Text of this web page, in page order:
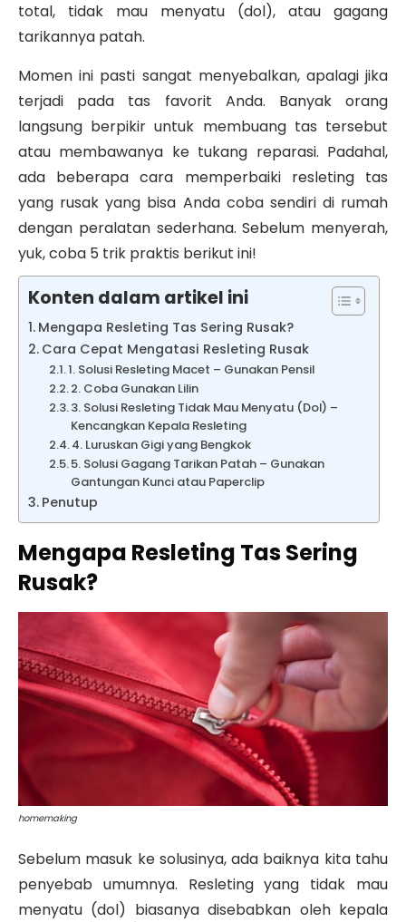
total, tidak mau menyatu (dol), atau gagang
tarikannya patah.
Momen ini pasti sangat menyebalkan, apalagi jika
terjadi pada tas favorit Anda. Banyak orang
langsung berpikir untuk membuang tas tersebut
atau membawanya ke tukang reparasi. Padahal,
ada beberapa cara memperbaiki resleting tas
yang rusak yang bisa Anda coba sendiri di rumah
dengan peralatan sederhana. Sebelum menyerah,
yuk, coba 5 trik praktis berikut ini!
Konten dalam artikel ini
Mengapa Resleting Tas Sering Rusak?
Cara Cepat Mengatasi Resleting Rusak
1. Solusi Resleting Macet – Gunakan Pensil
2. Coba Gunakan Lilin
3. Solusi Resleting Tidak Mau Menyatu (Dol) –
Kencangkan Kepala Resleting
4. Luruskan Gigi yang Bengkok
5. Solusi Gagang Tarikan Patah – Gunakan
Gantungan Kunci atau Paperclip
Penutup
Mengapa Resleting Tas Sering
Rusak?
homemaking
Sebelum masuk ke solusinya, ada baiknya kita tahu
penyebab umumnya. Resleting yang tidak mau
menyatu (dol) biasanya disebabkan oleh kepala